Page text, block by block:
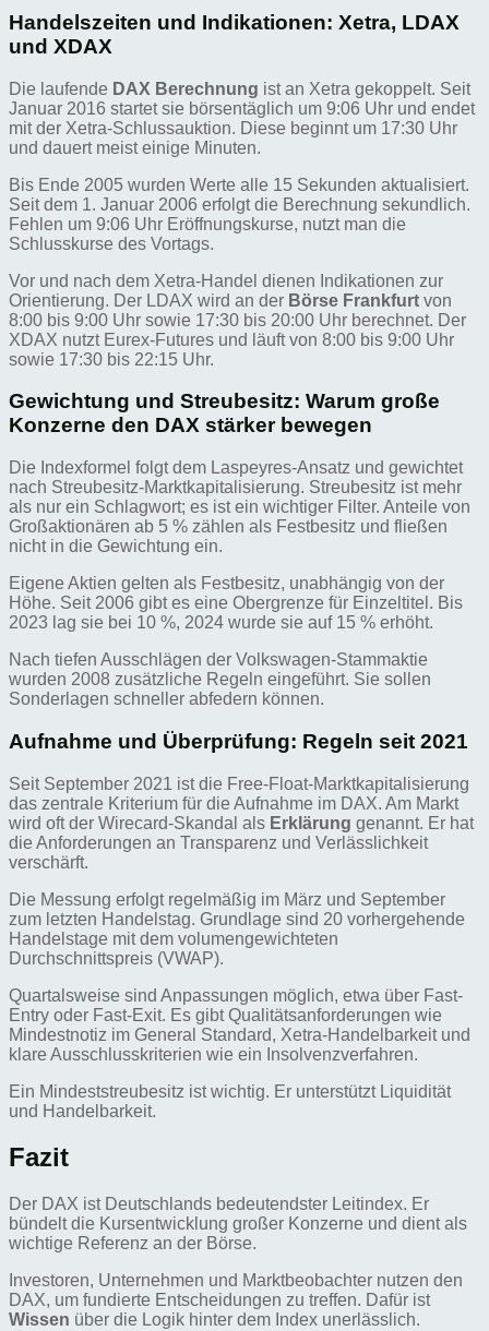
Handelszeiten und Indikationen: Xetra, LDAX
und XDAX
Die laufende DAX Berechnung ist an Xetra gekoppelt. Seit
Januar 2016 startet sie börsentäglich um 9:06 Uhr und endet
mit der Xetra-Schlussauktion. Diese beginnt um 17:30 Uhr
und dauert meist einige Minuten.
Bis Ende 2005 wurden Werte alle 15 Sekunden aktualisiert.
Seit dem 1. Januar 2006 erfolgt die Berechnung sekundlich.
Fehlen um 9:06 Uhr Eröffnungskurse, nutzt man die
Schlusskurse des Vortags.
Vor und nach dem Xetra-Handel dienen Indikationen zur
Orientierung. Der LDAX wird an der Börse Frankfurt von
8:00 bis 9:00 Uhr sowie 17:30 bis 20:00 Uhr berechnet. Der
XDAX nutzt Eurex-Futures und läuft von 8:00 bis 9:00 Uhr
sowie 17:30 bis 22:15 Uhr.
Gewichtung und Streubesitz: Warum große
Konzerne den DAX stärker bewegen
Die Indexformel folgt dem Laspeyres-Ansatz und gewichtet
nach Streubesitz-Marktkapitalisierung. Streubesitz ist mehr
als nur ein Schlagwort; es ist ein wichtiger Filter. Anteile von
Großaktionären ab 5 % zählen als Festbesitz und fließen
nicht in die Gewichtung ein.
Eigene Aktien gelten als Festbesitz, unabhängig von der
Höhe. Seit 2006 gibt es eine Obergrenze für Einzeltitel. Bis
2023 lag sie bei 10 %, 2024 wurde sie auf 15 % erhöht.
Nach tiefen Ausschlägen der Volkswagen-Stammaktie
wurden 2008 zusätzliche Regeln eingeführt. Sie sollen
Sonderlagen schneller abfedern können.
Aufnahme und Überprüfung: Regeln seit 2021
Seit September 2021 ist die Free-Float-Marktkapitalisierung
das zentrale Kriterium für die Aufnahme im DAX. Am Markt
wird oft der Wirecard-Skandal als Erklärung genannt. Er hat
die Anforderungen an Transparenz und Verlässlichkeit
verschärft.
Die Messung erfolgt regelmäßig im März und September
zum letzten Handelstag. Grundlage sind 20 vorhergehende
Handelstage mit dem volumengewichteten
Durchschnittspreis (VWAP).
Quartalsweise sind Anpassungen möglich, etwa über Fast-
Entry oder Fast-Exit. Es gibt Qualitätsanforderungen wie
Mindestnotiz im General Standard, Xetra-Handelbarkeit und
klare Ausschlusskriterien wie ein Insolvenzverfahren.
Ein Mindeststreubesitz ist wichtig. Er unterstützt Liquidität
und Handelbarkeit.
Fazit
Der DAX ist Deutschlands bedeutendster Leitindex. Er
bündelt die Kursentwicklung großer Konzerne und dient als
wichtige Referenz an der Börse.
Investoren, Unternehmen und Marktbeobachter nutzen den
DAX, um fundierte Entscheidungen zu treffen. Dafür ist
Wissen über die Logik hinter dem Index unerlässlich.